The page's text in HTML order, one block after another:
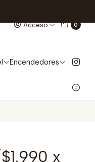
Acceso 0
Encendedores
x